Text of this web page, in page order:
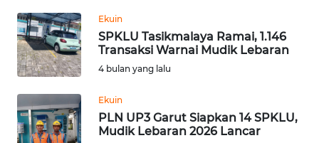
Ekuin
SPKLU Tasikmalaya Ramai, 1.146
Transaksi Warnai Mudik Lebaran
4 bulan yang lalu
Ekuin
PLN UP3 Garut Siapkan 14 SPKLU,
Mudik Lebaran 2026 Lancar
PENDIDIKAN
OLAHRAGA
OPINI